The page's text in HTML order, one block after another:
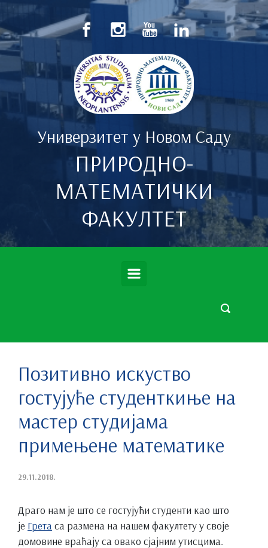
Скип то маин цонтент
Универзитет у Новом Саду
ПРИРОДНО-
МАТЕМАТИЧКИ
ФАКУЛТЕТ
Позитивно искуство
гостујуће студенткиње на
мастер студијама
примењене математике
29.11.2018.
Драго нам је што се гостујући студенти као што
је Грета са размена на нашем факултету у своје
домовине враћају са овако сјајним утисцима.